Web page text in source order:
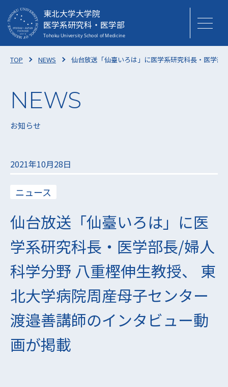
東北大学大学院
医学系研究科・医学部
TOP NEWS 仙台放送「仙臺いろは」に医学系研究科長・医学
お知らせ
2021年10月28日
ニュース
仙台放送「仙臺いろは」に医
学系研究科長・医学部長/婦人
科学分野 八重樫伸生教授、 東
北大学病院周産母子センター
渡邉善講師のインタビュー動
画が掲載